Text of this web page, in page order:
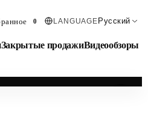
0 LANGUAGE Русский
Закрытые продажиВидеообзоры